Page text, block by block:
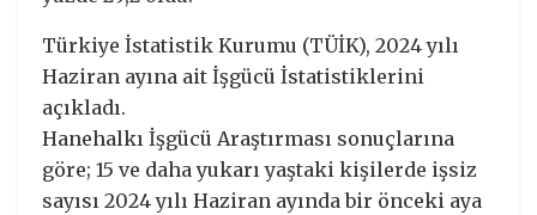
Türkiye İstatistik Kurumu (TÜİK), 2024 yılı
Haziran ayına ait İşgücü İstatistiklerini
açıkladı.
Hanehalkı İşgücü Araştırması sonuçlarına
göre; 15 ve daha yukarı yaştaki kişilerde işsiz
sayısı 2024 yılı Haziran ayında bir önceki aya